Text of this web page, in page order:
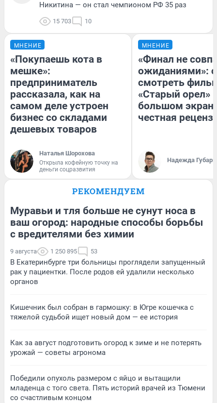
Никитина — он стал чемпионом РФ 35 раз
15 703 10
МНЕНИЕ
«Покупаешь кота в
мешке»:
предприниматель
рассказала, как на
самом деле устроен
бизнес со складами
дешевых товаров
Наталья Шорохова
Открыла кофейную точку на
деньги соцразвития
МНЕНИЕ
«Финал не
ожиданиями»:
смотреть
«Старый орел»
большом
честная
Надежда Губарь
РЕКОМЕНДУЕМ
Муравьи и тля больше не сунут носа в
ваш огород: народные способы борьбы
с вредителями без химии
9 августа 1 250 895 53
В Екатеринбурге три больницы проглядели запущенный
рак у пациентки. После родов ей удалили несколько
органов
Кишечник был собран в гармошку: в Югре кошечка с
тяжелой судьбой ищет новый дом — ее история
Как за август подготовить огород к зиме и не потерять
урожай — советы агронома
Победили опухоль размером с яйцо и вытащили
младенца с того света. Пять историй врачей из Тюмени
со счастливым концом